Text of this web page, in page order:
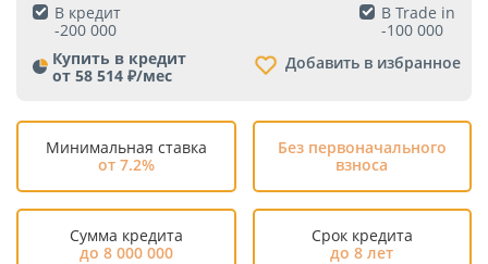
В кредит
-200 000
В Trade in
-100 000
Купить в кредит
от 58 514 ₽/мес
Добавить в избранное
Минимальная ставка
от 7.2%
Без первоначального
взноса
Сумма кредита
до 8 000 000
Срок кредита
до 8 лет